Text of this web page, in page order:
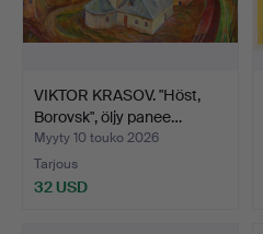
VIKTOR KRASOV. "Höst,
Borovsk", öljy panee…
Myyty 10 touko 2026
Tarjous
32 USD